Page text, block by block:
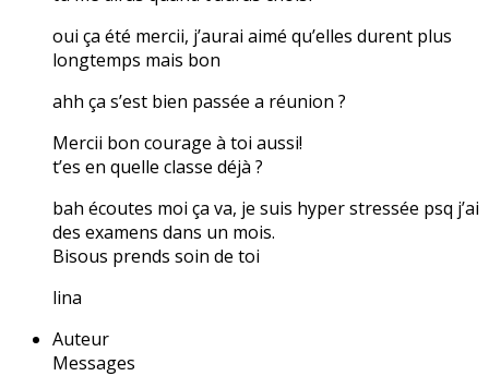
oui ça été mercii, j’aurai aimé qu’elles durent plus
longtemps mais bon
ahh ça s’est bien passée a réunion ?
Mercii bon courage à toi aussi!
t’es en quelle classe déjà ?
bah écoutes moi ça va, je suis hyper stressée psq j’ai
des examens dans un mois.
Bisous prends soin de toi
lina
Auteur
Messages